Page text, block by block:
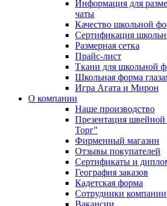
Информация для
чаты
Качество школьной
Сертификация
Размерная сетка
Прайс-лист
Ткани для школьной
Школьная форма
Игра Агата и Мирон
О компании
Наше производство
Презентация
Торг"
Фирменный магазин
Отзывы покупателей
Сертификаты и
География заказов
Кадетская форма
Сотрудники компании
Вакансии